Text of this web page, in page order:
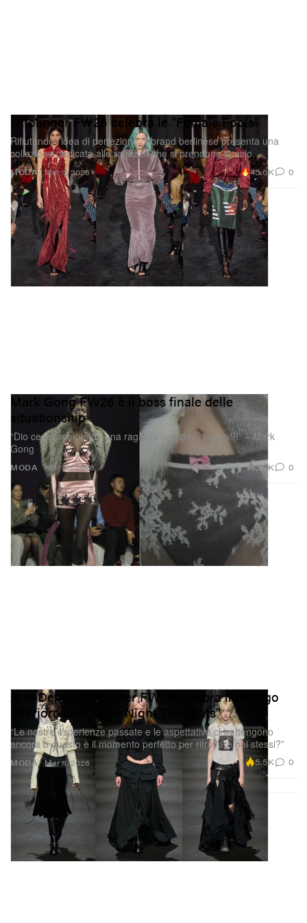
MODA
Ottolinger FW26 celebra le "Female Fools"
Rifiutando l’idea di perfezione, il brand berlinese presenta una
collezione dedicata alle ragazze che si prendono spazio.
Mar 9, 2026 45.6K 0
MODA
Mark Gong FW26 è il boss finale delle
situationship
“Dio ce ne scampi da una ragazza con degli hobby!!!” – Mark
Gong
Mar 30, 2026 2.0K 0
MODA
Ann Demeulemeester FW26 celebra il dialogo
interiore con "Dear Night Thoughts"
“Le nostre esperienze passate e le aspettative ci trattengono
ancora o questo è il momento perfetto per ritrovare noi stessi?”
Mar 9, 2026 5.5K 0